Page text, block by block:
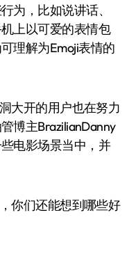
为，比如说讲话、
上以可爱的表情包
理解为Emoji表情的
大开的用户也在努力
博主BrazilianDanny
电影场景当中，并
你们还能想到哪些好